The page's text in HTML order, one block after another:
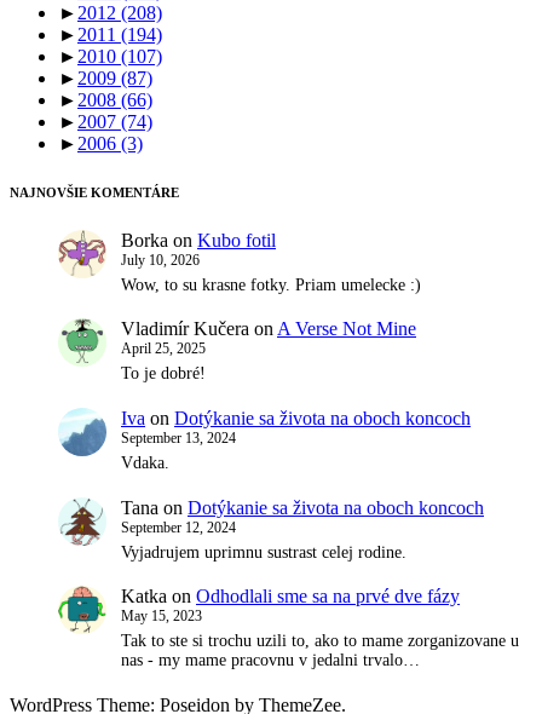
► 2012 (208)
► 2011 (194)
► 2010 (107)
► 2009 (87)
► 2008 (66)
► 2007 (74)
► 2006 (3)
NAJNOVŠIE KOMENTÁRE
Borka on Kubo fotil
July 10, 2026
Wow, to su krasne fotky. Priam umelecke :)
Vladimír Kučera on A Verse Not Mine
April 25, 2025
To je dobré!
Iva on Dotýkanie sa života na oboch koncoch
September 13, 2024
Vdaka.
Tana on Dotýkanie sa života na oboch koncoch
September 12, 2024
Vyjadrujem uprimnu sustrast celej rodine.
Katka on Odhodlali sme sa na prvé dve fázy
May 15, 2023
Tak to ste si trochu uzili to, ako to mame zorganizovane u
nas - my mame pracovnu v jedalni trvalo…
WordPress Theme: Poseidon by ThemeZee.